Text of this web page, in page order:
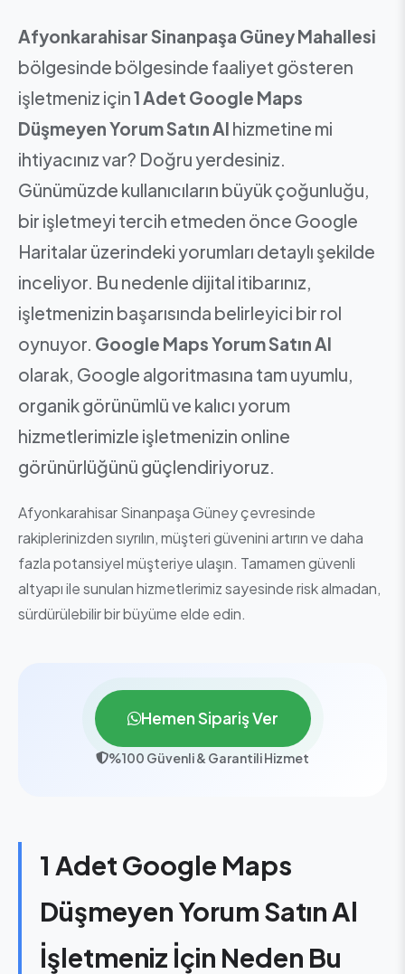
Afyonkarahisar Sinanpaşa Güney Mahallesi
bölgesinde bölgesinde faaliyet gösteren
işletmeniz için1 Adet Google Maps
Düşmeyen Yorum Satın Al hizmetine mi
ihtiyacınız var? Doğru yerdesiniz.
Günümüzde kullanıcıların büyük çoğunluğu,
bir işletmeyi tercih etmeden önce Google
Haritalar üzerindeki yorumları detaylı şekilde
inceliyor. Bu nedenle dijital itibarınız,
işletmenizin başarısında belirleyici bir rol
oynuyor. Google Maps Yorum Satın Al
olarak, Google algoritmasına tam uyumlu,
organik görünümlü ve kalıcı yorum
hizmetlerimizle işletmenizin online
görünürlüğünü güçlendiriyoruz.
Afyonkarahisar Sinanpaşa Güney çevresinde
rakiplerinizden sıyrılın, müşteri güvenini artırın ve daha
fazla potansiyel müşteriye ulaşın. Tamamen güvenli
altyapı ile sunulan hizmetlerimiz sayesinde risk almadan,
sürdürülebilir bir büyüme elde edin.
Hemen Sipariş Ver
%100 Güvenli & Garantili Hizmet
1 Adet Google Maps
Düşmeyen Yorum Satın Al
İşletmeniz İçin Neden Bu